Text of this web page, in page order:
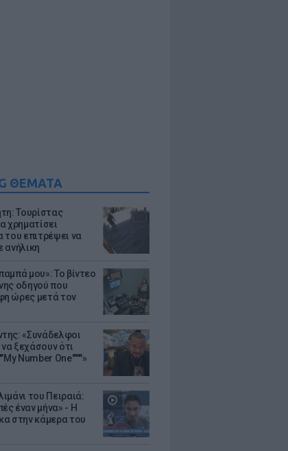
ΘΕΜΑΤΑ
Τουρίστας
χρηματίσει
του επιτρέψει να
ανήλικη
μου»: Το βίντεο
οδηγού που
ώρες μετά τον
«Συνάδελφοι
ξεχάσουν ότι
Number One""""»
του Πειραιά:
έναν μήνα» - Η
στην κάμερα του